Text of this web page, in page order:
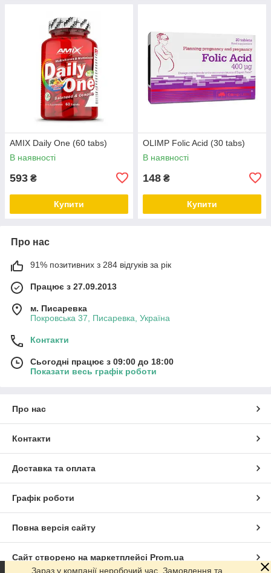
AMIX Daily One (60 tabs)
В наявності
593 ₴
Купити
OLIMP Folic Acid (30 tabs)
В наявності
148 ₴
Купити
Про нас
91% позитивних з 284 відгуків за рік
Працює з 27.09.2013
м. Писаревка
Покровська 37, Писаревка, Україна
Контакти
Сьогодні працює з 09:00 до 18:00
Показати весь графік роботи
Про нас
Контакти
Доставка та оплата
Графік роботи
Повна версія сайту
Сайт створено на маркетплейсі Prom.ua
Зараз у компанії неробочий час. Замовлення та